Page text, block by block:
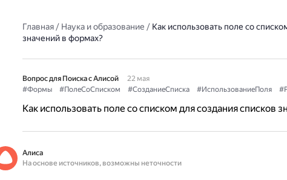
Главная/ Наука и образование / Как использовать поле со
значений в формах?
Вопрос для Поиска с Алисой
22 мая
#Формы
#ПолеСоСписком #СозданиеСписка #ИспользованиеПоля
Как использовать поле со списком для создания списков
Алиса
На основе источников, возможны неточности